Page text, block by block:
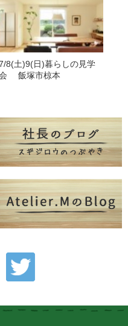
8(土)9(日)暮らしの見学
飯塚市椋本